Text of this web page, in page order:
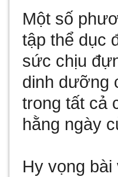
Một số
tập thể dục
sức chịu
dinh dưỡng
trong tất cả
hằng ngày
Hy vọng